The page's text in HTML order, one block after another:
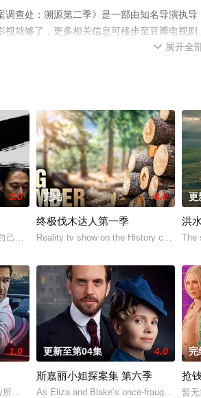
调查处：溯源第二季》是一部由知名导演执
就够了，更多相关信息可移步至豆瓣电视剧
 展开全
3.0
己失散多年的弟弟，他现在被认为是一名极道组
完结 8.0
终极伐木达人第一季
Reality tv show on the History channel.
更
洪
The
1.0
著系列小说第六本《无辜法则 The Law of
更新至第04集 4.0
斯嘉丽小姐探案集 第六季
As Eliza and Blake’s once-fraught
完
抢
暂